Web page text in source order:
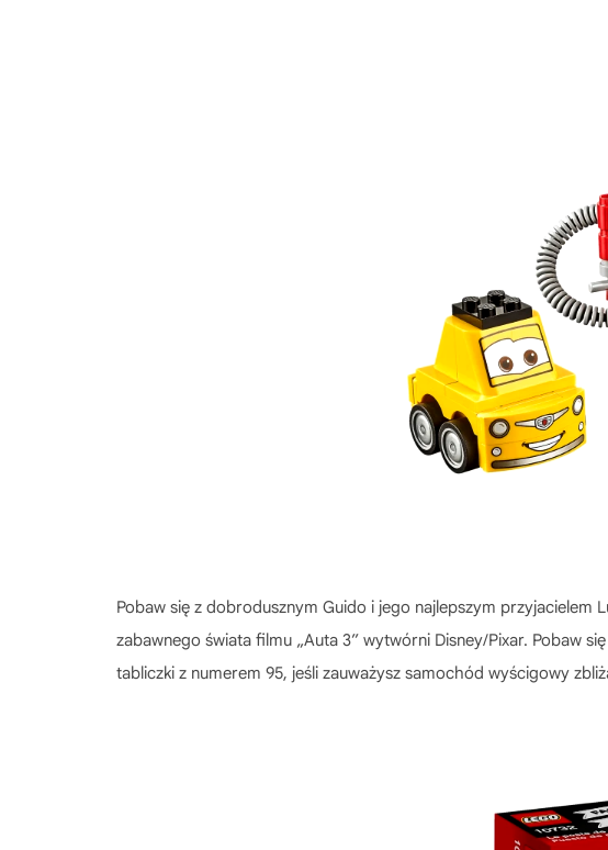
Pobaw się z dobrodusznym Guido i jego najlepszym
zabawnego świata filmu „Auta 3” wytwórni Disney/Pixar. Pobaw
tabliczki z numerem 95, jeśli zauważysz samochód wyścigowy